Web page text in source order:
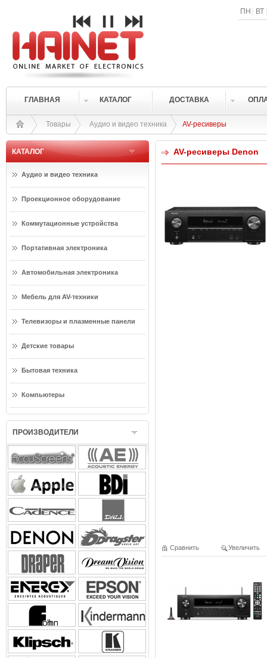
ПН ВТ
ГЛАВНАЯ КАТАЛОГ ДОСТАВКА
Товары Аудио и видео техника AV-ресиверы
КАТАЛОГ
Аудио и видео техника
Проекционное оборудование
Коммутационные устройства
Портативная электроника
Автомобильная электроника
Мебель для AV-техники
Телевизоры и плазменные панели
Детские товары
Бытовая техника
Компьютеры
ПРОИЗВОДИТЕЛИ
AV-ресиверы Denon
Сравнить Увеличить